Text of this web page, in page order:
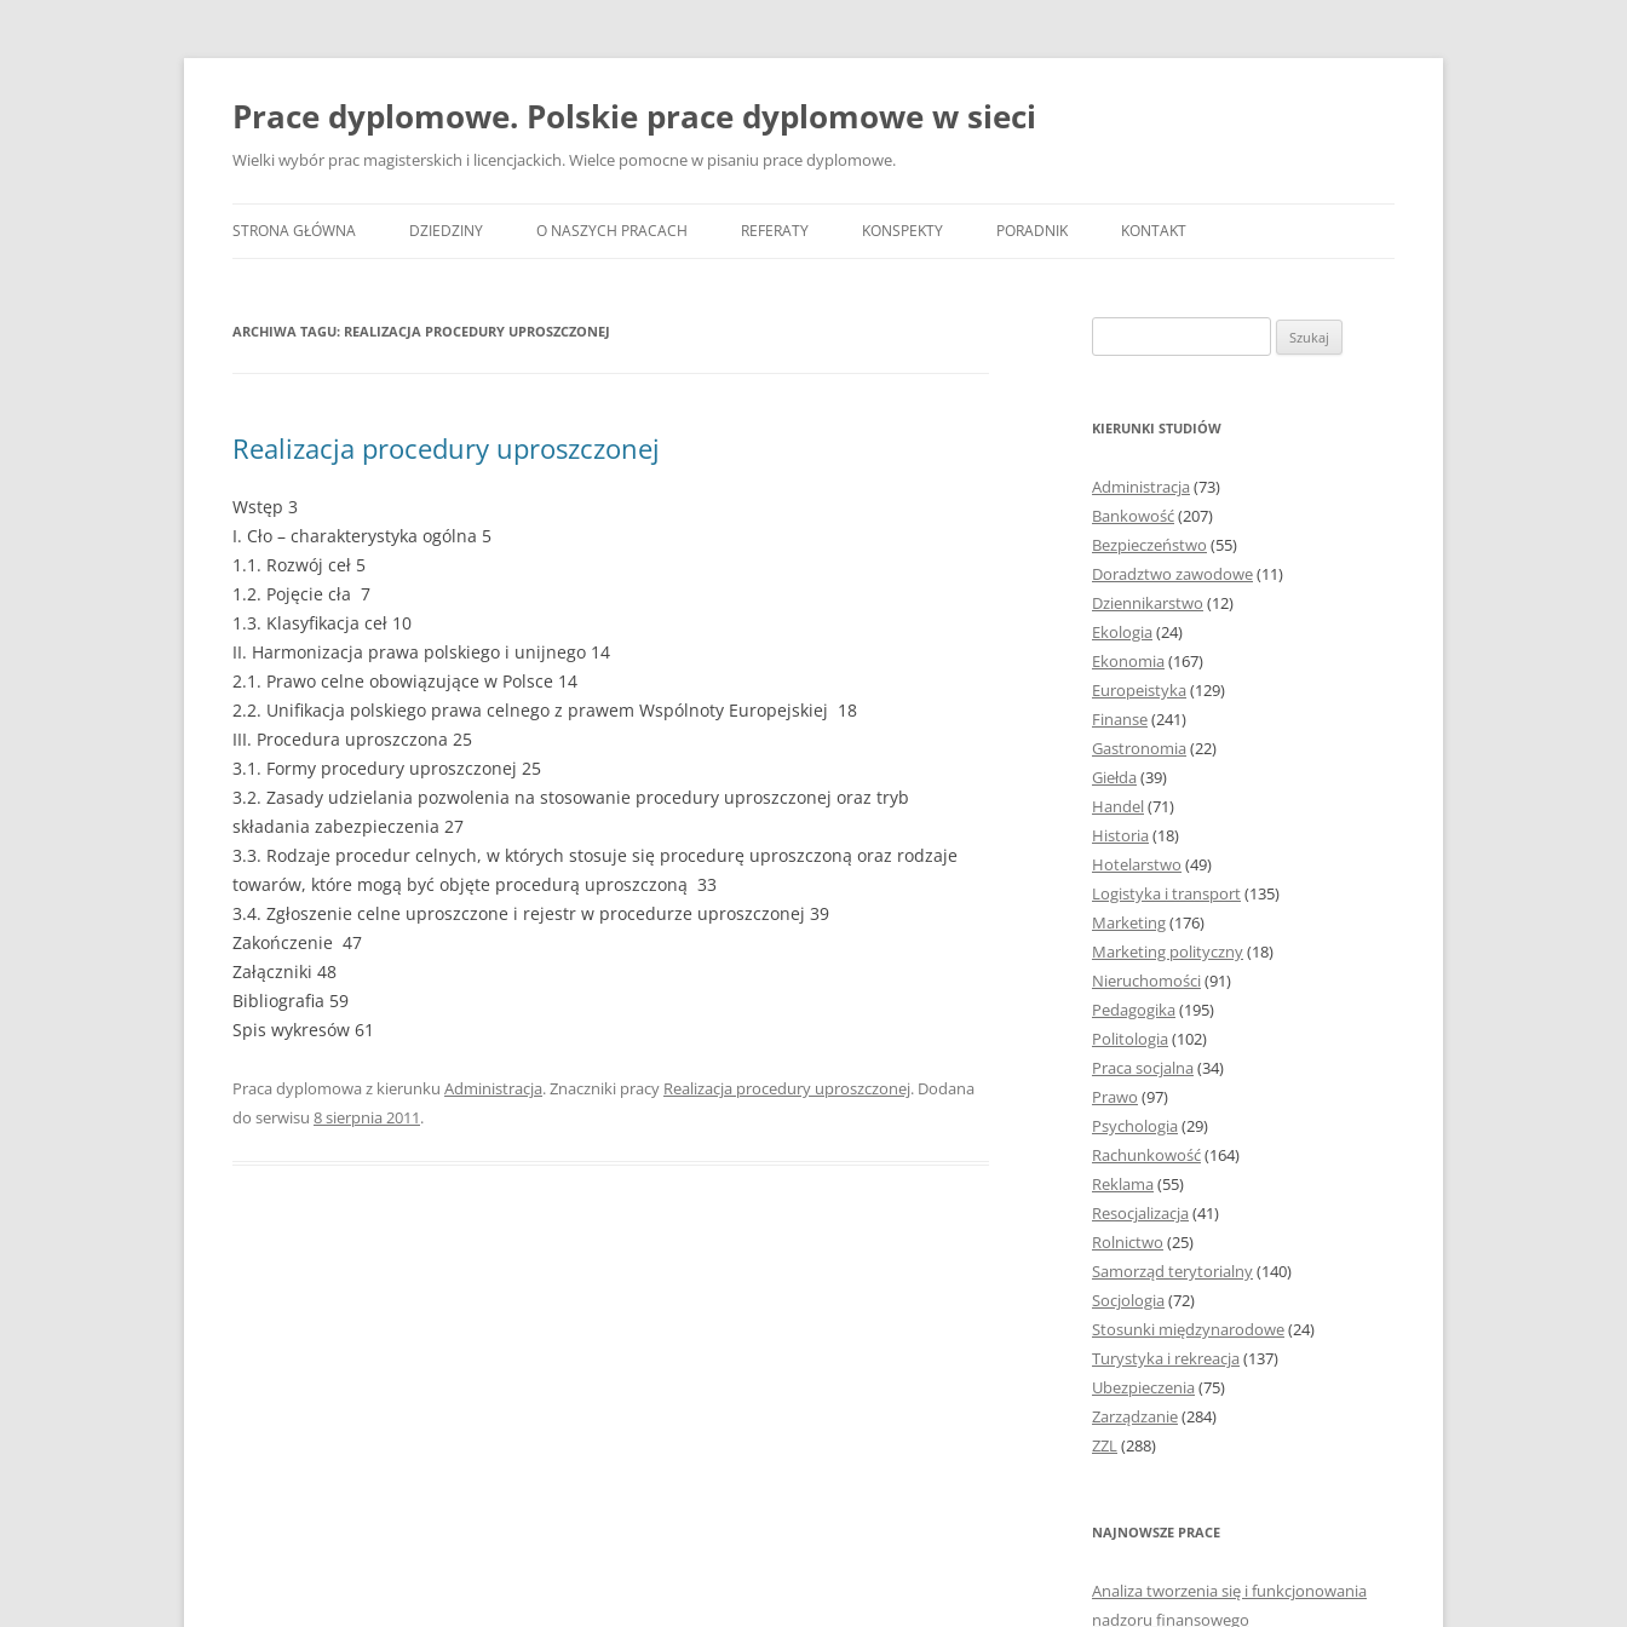
Przejdź
Prace dyplomowe. Polskie prace dyplomowe w sieci
Wielki wybór prac magisterskich i licencjackich. Wielce pomocne w pisaniu prace dyplomowe.
STRONA GŁÓWNA DZIEDZINY
BANKOWOŚĆ
EKONOMIA
GASTRONOMIA
HANDEL
HISTORIA
HOTELARSTWO
LOGISTYKA I TRANSPORT
PEDAGOGIKA
O NASZYCH PRACACH REFERATY KONSPEKTY PORADNIK
JAK ZBIERAĆ I OPRACOWYWAĆ
BIBLIOGRAFICZNYCH
ZAWARTOŚĆ I ROZMIAR PRACY
DYPLOMOWEJ
ESTETYKA PRACY DYPLOMOWEJ –
WYRÓŻNIENIA, NUMEROWANIE
CZCIONKA, MARGINESY I
WIELKOŚĆ STRON
STRUKTURA AKAPITU W PRACY
DYPLOMOWEJ
STYL PRACY DYPLOMOWEJ
SPIS TREŚCI W PRACY
DYPLOMOWEJ
WSTĘP PRACY DYPLOMOWEJ
ROZDZIAŁY I PODROZDZIAŁY
ZAKOŃCZENIE PRACY
DYPLOMOWEJ
BIBLIOGRAFIA
SPIS RYSUNKÓW, TABEL I
ZAŁĄCZNIKÓW
TABELE, RYSUNKI ORAZ WYKRESY
KSIĄŻKI, KTÓRE POMOGĄ CI
KONTAKT
ARCHIWA TAGU: REALIZACJA PROCEDURY UPROSZCZONEJ
Realizacja procedury uproszczonej
Wstęp 3
I. Cło – charakterystyka ogólna 5
1.1. Rozwój ceł 5
1.2. Pojęcie cła 7
1.3. Klasyfikacja ceł 10
II. Harmonizacja prawa polskiego i unijnego 14
2.1. Prawo celne obowiązujące w Polsce 14
2.2. Unifikacja polskiego prawa celnego z prawem Wspólnoty Europejskiej 18
III. Procedura uproszczona 25
3.1. Formy procedury uproszczonej 25
3.2. Zasady udzielania pozwolenia na stosowanie procedury uproszczonej oraz tryb
składania zabezpieczenia 27
3.3. Rodzaje procedur celnych, w których stosuje się procedurę uproszczoną oraz rodzaje
towarów, które mogą być objęte procedurą uproszczoną 33
3.4. Zgłoszenie celne uproszczone i rejestr w procedurze uproszczonej 39
Zakończenie 47
Załączniki 48
Bibliografia 59
Spis wykresów 61
Praca dyplomowa z kierunku Administracja. Znaczniki pracy Realizacja procedury uproszczonej. Dodana
do serwisu 8 sierpnia 2011.
KIERUNKI STUDIÓW
Administracja (73)
Bankowość(207)
Bezpieczeństwo (55)
Doradztwo zawodowe(11)
Dziennikarstwo (12)
Ekologia (24)
Ekonomia (167)
Europeistyka (129)
Finanse(241)
Gastronomia (22)
Giełda (39)
Handel(71)
Historia (18)
Hotelarstwo (49)
Logistyka i transport(135)
Marketing(176)
Marketing polityczny(18)
Nieruchomości(91)
Pedagogika (195)
Politologia (102)
Praca socjalna (34)
Prawo (97)
Psychologia (29)
Rachunkowość(164)
Reklama (55)
Resocjalizacja (41)
Rolnictwo (25)
Samorząd terytorialny(140)
Socjologia (72)
Stosunki międzynarodowe(24)
Turystyka i rekreacja (137)
Ubezpieczenia (75)
Zarządzanie(284)
ZZL(288)
NAJNOWSZE PRACE
Analiza tworzenia się i funkcjonowania
nadzoru finansowego